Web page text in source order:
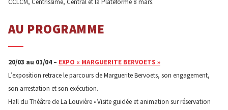
AU PROGRAMME
20/03 au 01/04 – EXPO « MARGUERITE BERVOETS »
L’exposition retrace le parcours de Marguerite Bervoets, son engagement,
son arrestation et son exécution.
Hall du Théâtre de La Louvière • Visite guidée et animation sur réservation